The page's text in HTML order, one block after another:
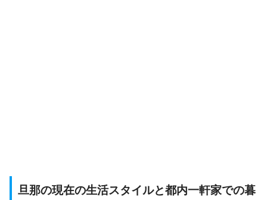
旦那の現在の生活スタイルと都内一軒家での暮